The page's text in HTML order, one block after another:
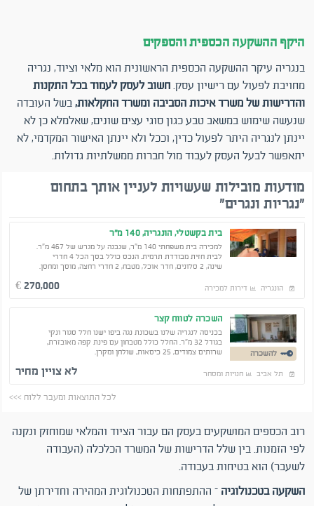
היקף ההשקעה הכספית והספקים
בנגריה עיקר ההשקעה הכספית הראשונית הוא מלאי וציוד, נגריה
מחויבת לפעול עם רישיון עסק.חשוב לעסק לעמוד בכל התקנות
והדרישות של משרד איכות הסביבה ומשרד החקלאות, בשל העובדה
שנעשה שימוש במשאב טבע כגון סוגי עצים שונים, שאלמלא כן לא
יינתן לנגריה היתר לפעול כדין, וככל ולא יינתן האישור המקדמי, לא
יתאפשר לבעל העסק לעבוד מול חברות ממשלתיות גדולות.
מודעות מובילות שעשויות לעניין אותך בתחום
"נגריות ונגרים"
בית בקשטלי, הונגריה, 140 מ"ר
למכירה בית משפחתי 140 מ"ר, שנבנה על מגרש של 467 מ"ר.
לבית חזית מבודדת תרמית. הנכס כולל בסך הכל 4 חדרי
שינה, 2 סלונים, חדר אוכל, מטבח, 2 חדרי רחצה, מוסך ומחסן.
הונגריה דירות למכירה 270,000
€
להשכרה
השכרה לטווח קצר
בכניסה לנגריה שלנו בשכונת נגה ביפו ישנו חלל סגור ונקי
בגודל 32 מ"ר. החלל כולל מטבחון עם פינת קפה מאובזרת,
שרותים צמודים, 25 כיסאות, שולחן ומקרן.
תל אביב חנויות ומסחר לא צויין מחיר
לכל התוצאות ומעבר ללוח >>>
רוב הכספים המושקעים בעסק הם עבור הציוד והמלאי שמוחזק ונקנה
לפי הזמנות. בין שלל הדרישות של המשרד הכלכלה (העבודה
לשעבר) הוא בטיחות בעבודה.
השקעה בטכנולוגיה – ההתפתחות הטכנולוגית המהירה וחדירתן של